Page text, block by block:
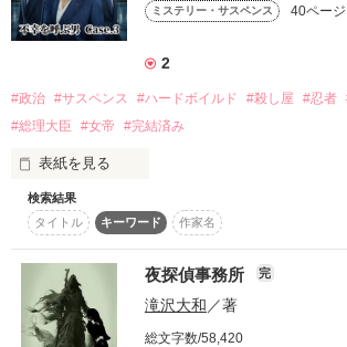
そして、滝沢大和と彼女を結びつけた、5年前
の真相。
全てを手に入れたはずの彼女に、再び襲いか
これは、ただの復讐劇ではありません。
一人の女性が、その気高き魂の全てを賭けて
ぜひ、お楽しみください。
作品を読む
ミステリー・サスペンス 40ページ
2
#政治 #サスペンス #ハードボイルド #殺し屋 #忍者
#総理大臣
#女帝 #完結済み
表紙を見る
表紙コメント
2025年9月17日
ここに、新しい物語が一つ、完成いたしまし
本作は、私の描く、滝沢シリーズの第四弾と
検索結果
タイトル
キーワード 作家名
夜探偵事務所 完
滝沢大和 ／著
総文字数/58,420